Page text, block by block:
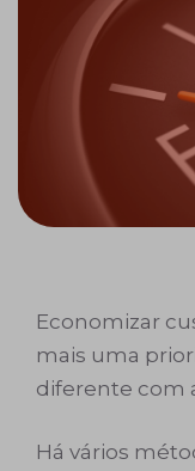
Economizar
mais uma
diferente com
Há vários